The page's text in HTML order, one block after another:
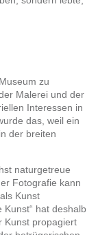
zu
Malerei und der
Interessen in
das, weil ein
der breiten
naturgetreue
Fotografie kann
Kunst
hat deshalb
Kunst propagiert